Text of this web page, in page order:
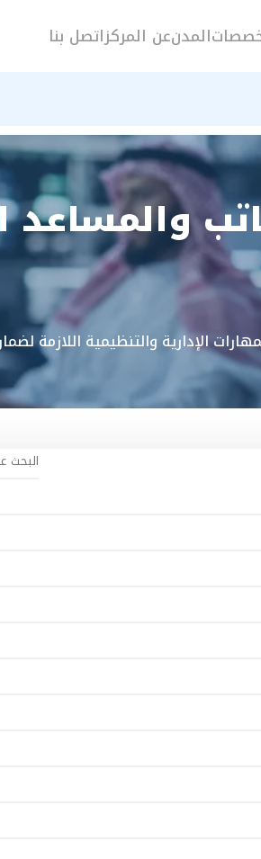
المدنعن المركزاتصل بنا
الإدارية والتنظيمية اللازمة